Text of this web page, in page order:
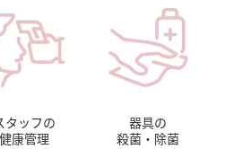
タッフの
健康管理
器具の
殺菌・除菌